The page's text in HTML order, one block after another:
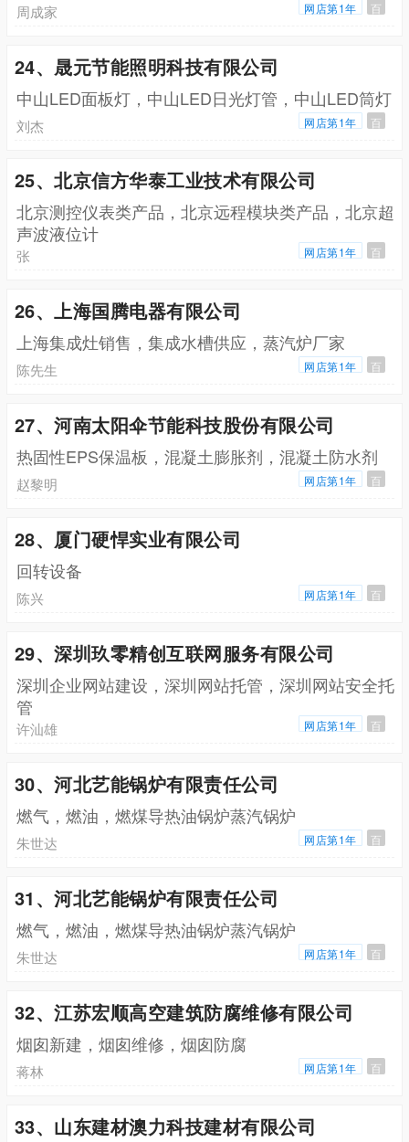
周成家 网店第1年 百
24、晟元节能照明科技有限公司
中山LED面板灯，中山LED日光灯管，中山LED筒灯
刘杰 网店第1年 百
25、北京信方华泰工业技术有限公司
北京测控仪表类产品，北京远程模块类产品，北京超
声波液位计
张 网店第1年 百
26、上海国腾电器有限公司
上海集成灶销售，集成水槽供应，蒸汽炉厂家
陈先生 网店第1年 百
27、河南太阳伞节能科技股份有限公司
热固性EPS保温板，混凝土膨胀剂，混凝土防水剂
赵黎明 网店第1年 百
28、厦门硬悍实业有限公司
回转设备
陈兴 网店第1年 百
29、深圳玖零精创互联网服务有限公司
深圳企业网站建设，深圳网站托管，深圳网站安全托
管
许汕雄 网店第1年 百
30、河北艺能锅炉有限责任公司
燃气，燃油，燃煤导热油锅炉蒸汽锅炉
朱世达 网店第1年 百
31、河北艺能锅炉有限责任公司
燃气，燃油，燃煤导热油锅炉蒸汽锅炉
朱世达 网店第1年 百
32、江苏宏顺高空建筑防腐维修有限公司
烟囱新建，烟囱维修，烟囱防腐
蒋林 网店第1年 百
33、山东建材澳力科技建材有限公司